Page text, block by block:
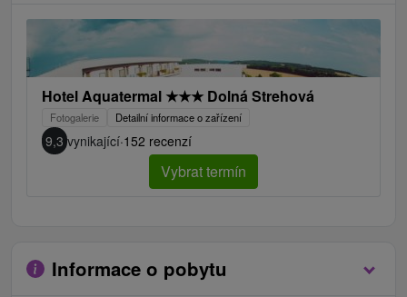
Hotel Aquatermal ★★★ Dolná Strehová
Fotogalerie Detailní informace o zařízení
9,3 vynikající·152 recenzí
Vybrat termín
Informace o pobytu